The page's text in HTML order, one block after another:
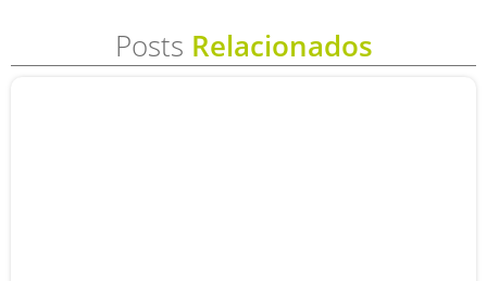
Posts Relacionados